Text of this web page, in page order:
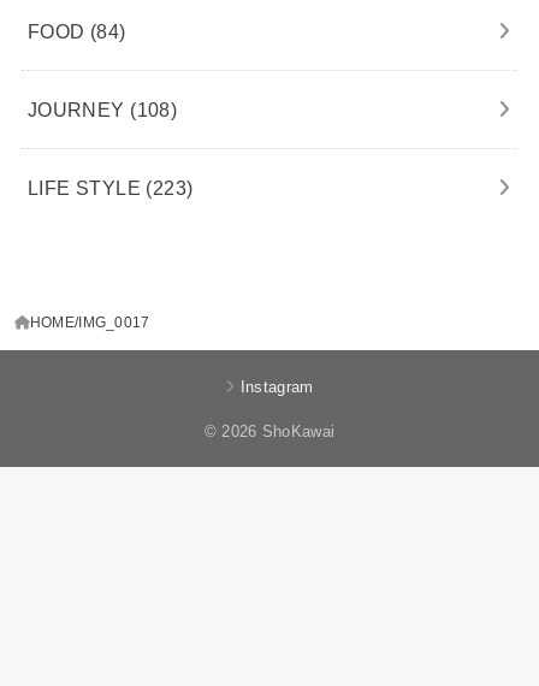
FOOD (84)
JOURNEY (108)
LIFE STYLE (223)
HOME IMG_0017
Instagram
© 2026 ShoKawai